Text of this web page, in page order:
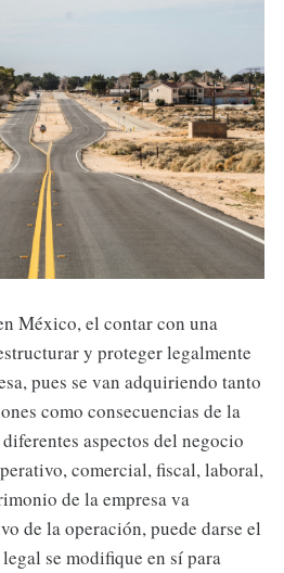
México, el contar con una
y proteger legalmente
pues se van adquiriendo tanto
como consecuencias de la
aspectos del negocio
comercial, fiscal, laboral,
de la empresa va
de la operación, puede darse el
se modifique en sí para